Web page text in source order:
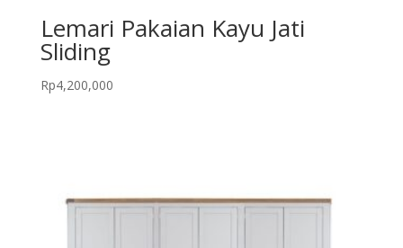
Lemari Pakaian Kayu Jati
Sliding
Rp4,200,000